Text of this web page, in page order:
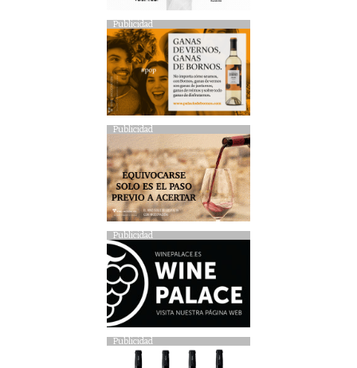
Publicidad
Publicidad
Publicidad
Publicidad